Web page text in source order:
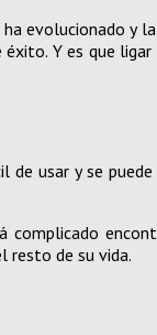
evolucionado y
Y es que
de usar y se
resto de su vida.